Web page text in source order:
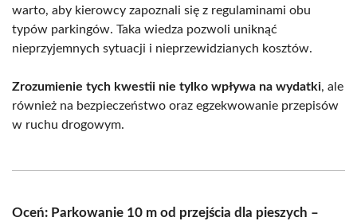
warto, aby kierowcy zapoznali się z regulaminami obu
typów parkingów. Taka wiedza pozwoli uniknąć
nieprzyjemnych sytuacji i nieprzewidzianych kosztów.
Zrozumienie tych kwestii nie tylko wpływa na wydatki, ale
również na bezpieczeństwo oraz egzekwowanie przepisów
w ruchu drogowym.
Oceń: Parkowanie 10 m od przejścia dla pieszych –